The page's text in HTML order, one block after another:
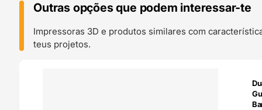
Outras opções que podem interessar-te
Impressoras 3D e produtos similares com
teus projetos.